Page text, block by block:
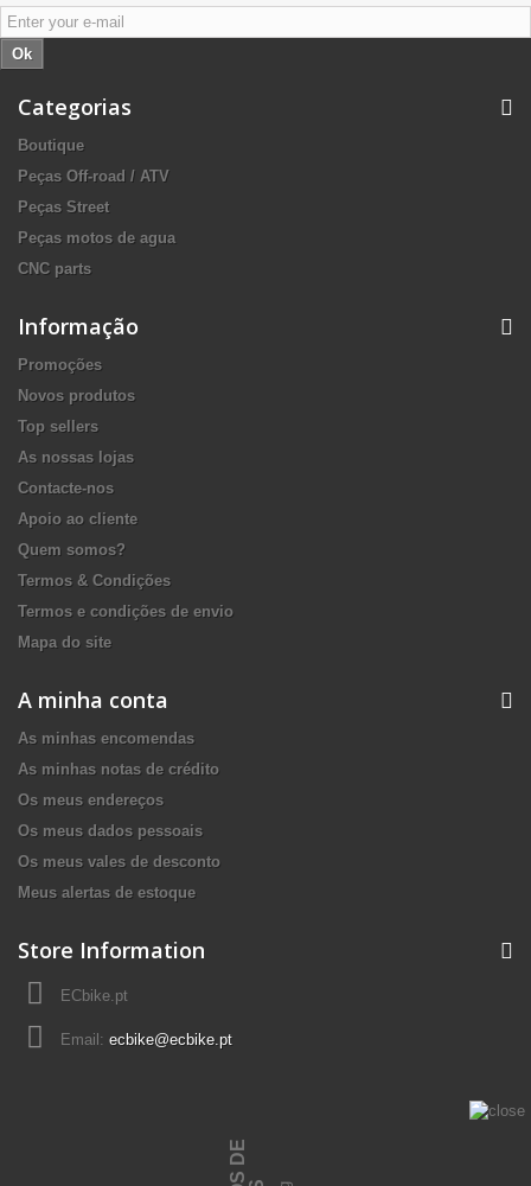
Ok
Categorias
Boutique
Peças Off-road / ATV
Peças Street
Peças motos de agua
CNC parts
Informação
Promoções
Novos produtos
Top sellers
As nossas lojas
Contacte-nos
Apoio ao cliente
Quem somos?
Termos & Condições
Termos e condições de envio
Mapa do site
A minha conta
As minhas encomendas
As minhas notas de crédito
Os meus endereços
Os meus dados pessoais
Os meus vales de desconto
Meus alertas de estoque
Store Information
ECbike.pt
Email: ecbike@ecbike.pt